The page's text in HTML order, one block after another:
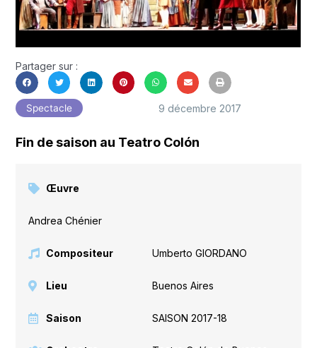
Partager sur :
Spectacle 9 décembre 2017
Fin de saison au Teatro Colón
Œuvre
Andrea Chénier
Compositeur Umberto GIORDANO
Lieu Buenos Aires
Saison SAISON 2017-18